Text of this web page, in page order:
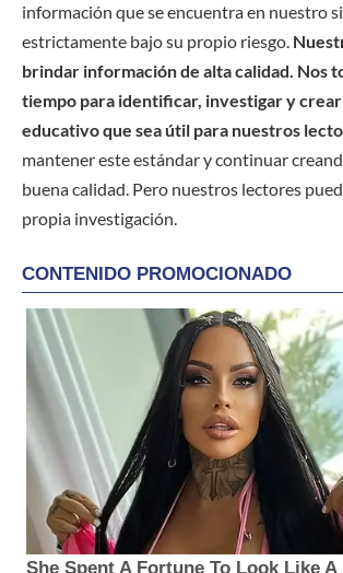
información que se encuentra en nuestro
estrictamente bajo su propio riesgo.
brindar información de alta calidad. Nos
tiempo para identificar, investigar y
educativo que sea útil para nuestros
mantener este estándar y continuar
buena calidad. Pero nuestros lectores
propia investigación.